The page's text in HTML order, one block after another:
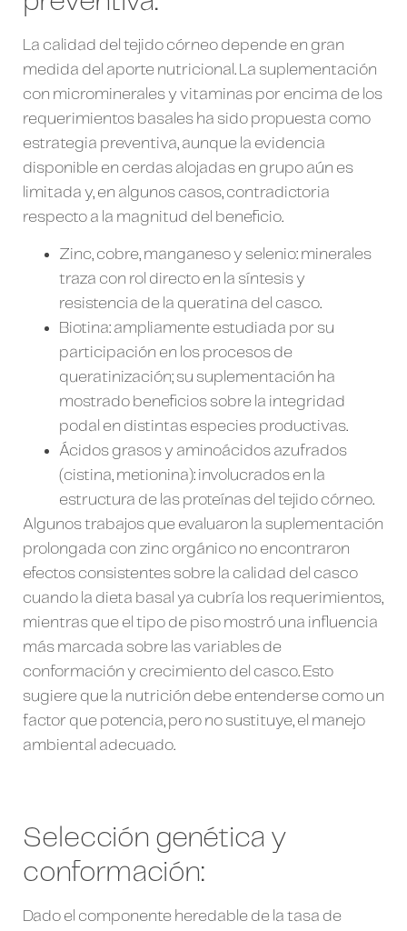
La calidad del tejido córneo depende en gran
medida del aporte nutricional. La suplementación
con microminerales y vitaminas por encima de los
requerimientos basales ha sido propuesta como
estrategia preventiva, aunque la evidencia
disponible en cerdas alojadas en grupo aún es
limitada y, en algunos casos, contradictoria
respecto a la magnitud del beneficio.
Zinc, cobre, manganeso y selenio: minerales
traza con rol directo en la síntesis y
resistencia de la queratina del casco.
Biotina: ampliamente estudiada por su
participación en los procesos de
queratinización; su suplementación ha
mostrado beneficios sobre la integridad
podal en distintas especies productivas.
Ácidos grasos y aminoácidos azufrados
(cistina, metionina): involucrados en la
estructura de las proteínas del tejido córneo.
Algunos trabajos que evaluaron la suplementación
prolongada con zinc orgánico no encontraron
efectos consistentes sobre la calidad del casco
cuando la dieta basal ya cubría los requerimientos,
mientras que el tipo de piso mostró una influencia
más marcada sobre las variables de
conformación y crecimiento del casco. Esto
sugiere que la nutrición debe entenderse como un
factor que potencia, pero no sustituye, el manejo
ambiental adecuado.
Selección genética y
conformación:
Dado el componente heredable de la tasa de